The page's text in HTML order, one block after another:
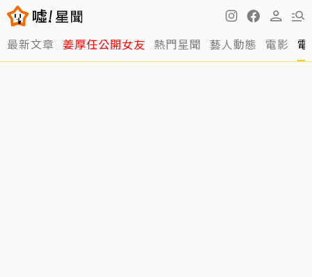
最新文章 姜厚任公開女友 熱門星聞 藝人動態 電影